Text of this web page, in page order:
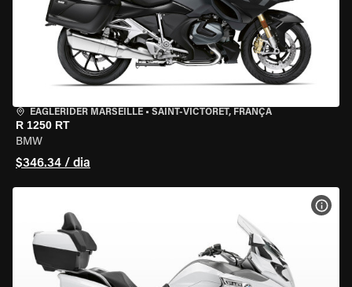
EAGLERIDER MARSEILLE • SAINT-VICTORET, FRANÇA
R 1250 RT
BMW
$346.34 / dia
VER